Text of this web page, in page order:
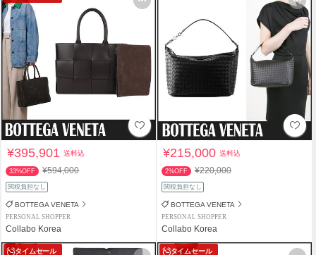
¥395,901送料込
33%OFF ¥594,000
関税負担なし
BOTTEGA VENETA
PERSONAL SHOPPER
Collabo Korea
¥215,000送料込
2%OFF ¥220,000
関税負担なし
BOTTEGA VENETA
PERSONAL SHOPPER
Collabo Korea
タイムセール タイムセール